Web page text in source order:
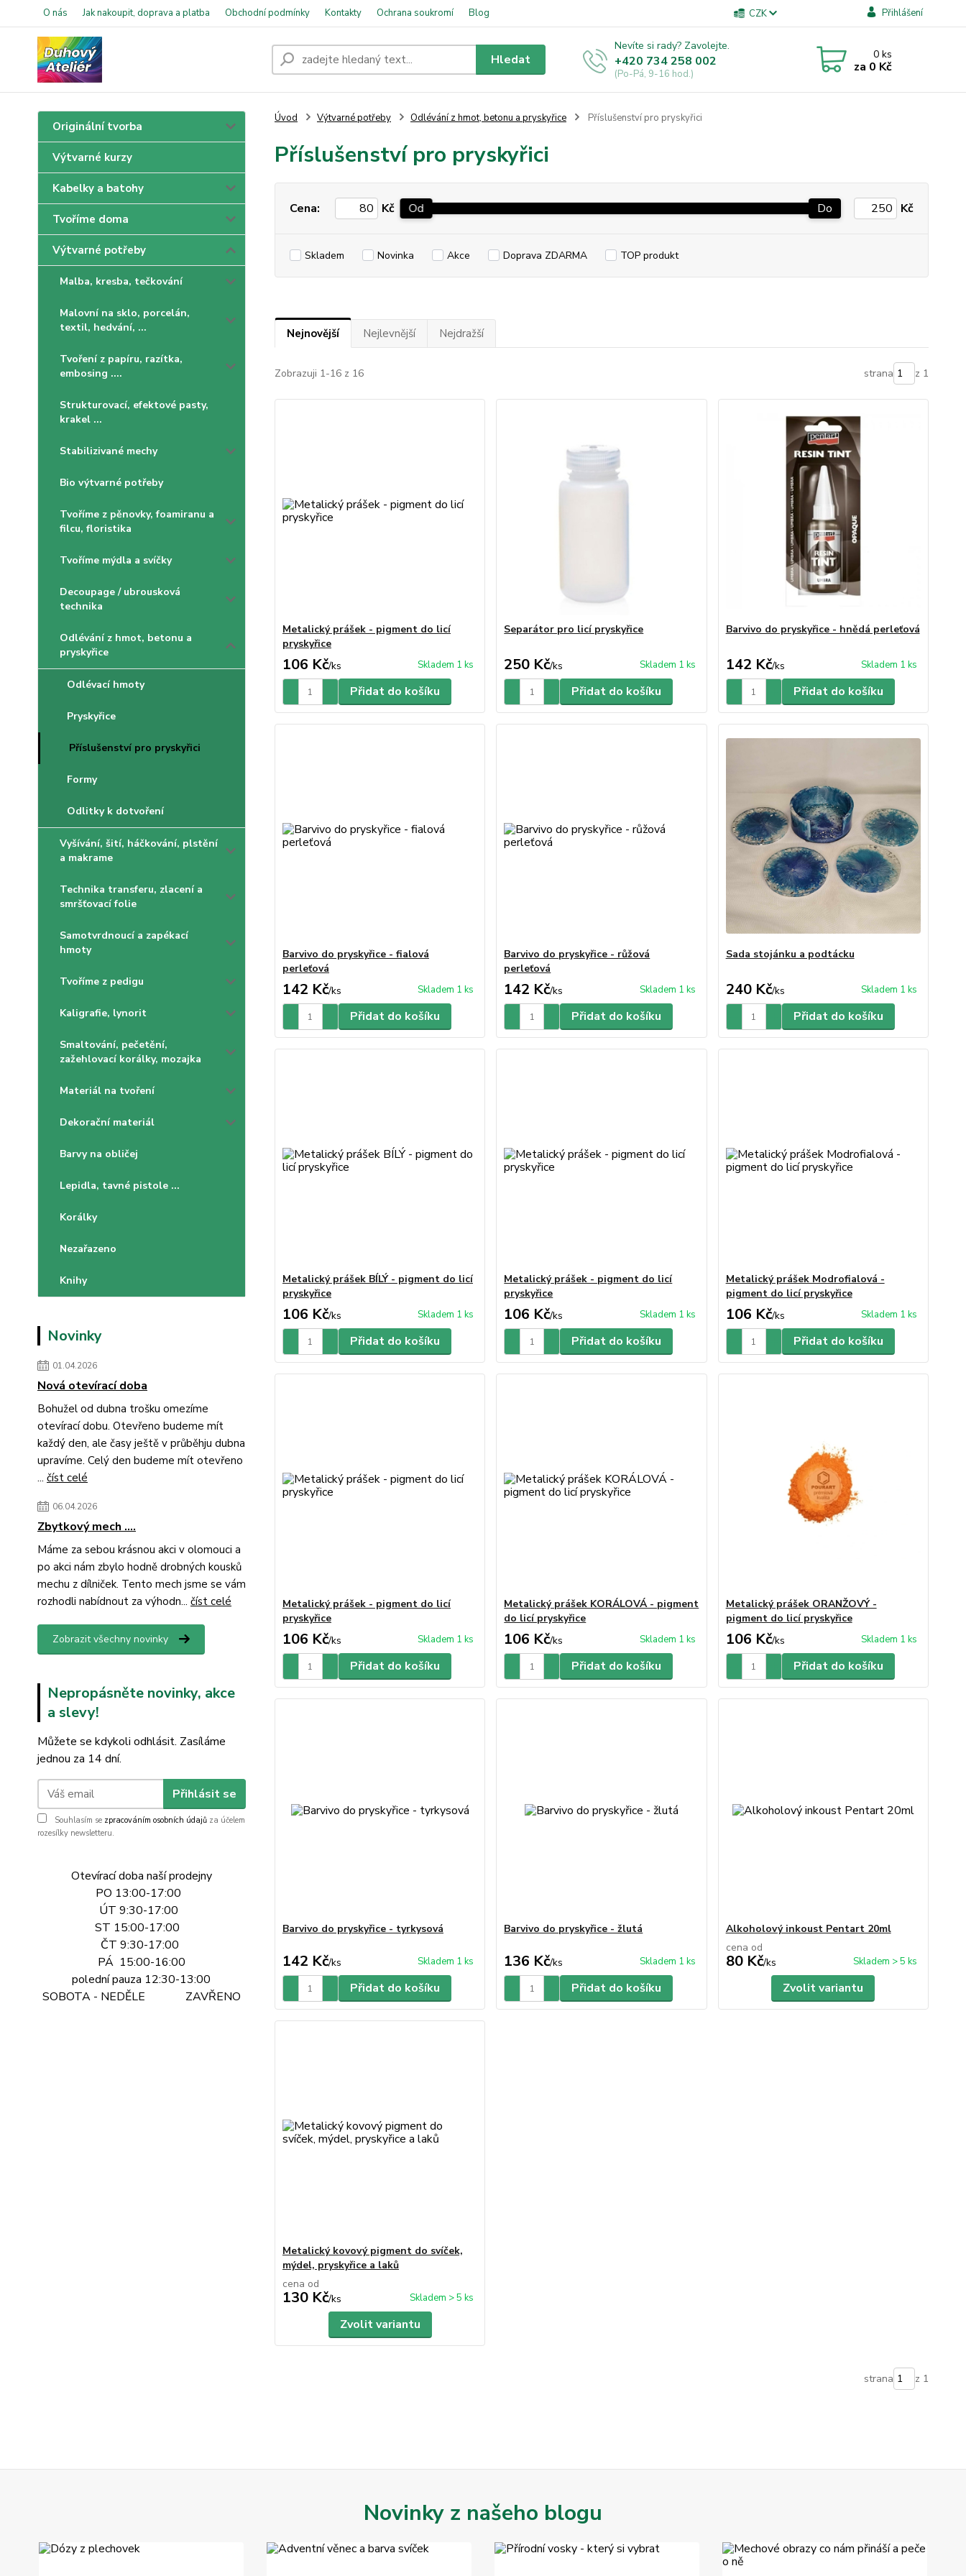
O nás Jak nakoupit, doprava a platba Obchodní podmínky Kontakty Ochrana soukromí Blog CZK Přihlášení
Hledat
Nevíte si rady? Zavolejte.
+420 734 258 002
(Po-Pá, 9-16 hod.)
0ks
za 0 Kč
Originální tvorba
Výtvarné kurzy
Kabelky a batohy
Tvoříme doma
Výtvarné potřeby
Malba, kresba, tečkování
Malovní na sklo, porcelán,
textil, hedvání, ...
Tvoření z papíru, razítka,
embosing ....
Strukturovací, efektové pasty,
krakel ...
Stabilizivané mechy
Bio výtvarné potřeby
Tvoříme z pěnovky, foamiranu a
filcu, floristika
Tvoříme mýdla a svíčky
Decoupage / ubrousková
technika
Odlévání z hmot, betonu a
pryskyřice
Odlévací hmoty
Pryskyřice
Příslušenství pro pryskyřici
Formy
Odlitky k dotvoření
Vyšívání, šití, háčkování, plstění
a makrame
Technika transferu, zlacení a
smršťovací folie
Samotvrdnoucí a zapékací
hmoty
Tvoříme z pedigu
Kaligrafie, lynorit
Smaltování, pečetění,
zažehlovací korálky, mozajka
Materiál na tvoření
Dekorační materiál
Barvy na obličej
Lepidla, tavné pistole ...
Korálky
Nezařazeno
Knihy
Novinky
01.04.2026
Nová otevírací doba
Bohužel od dubna trošku omezíme
otevírací dobu. Otevřeno budeme mít
každý den, ale časy ještě v průběhju dubna
upravíme. Celý den budeme mít otevřeno
... číst celé
06.04.2026
Zbytkový mech ....
Máme za sebou krásnou akci v olomouci a
po akci nám zbylo hodně drobných kousků
mechu z dílniček. Tento mech jsme se vám
rozhodli nabídnout za výhodn... číst celé
Zobrazit všechny novinky
Nepropásněte novinky, akce
a slevy!
Můžete se kdykoli odhlásit. Zasíláme
jednou za 14 dní.
Přihlásit se
Souhlasím se zpracováním osobních údajů za účelem
rozesílky newsletteru.
Otevírací doba naší prodejny
PO 13:00-17:00
ÚT 9:30-17:00
ST 15:00-17:00
ČT 9:30-17:00
PÁ 15:00-16:00
polední pauza 12:30-13:00
SOBOTA - NEDĚLE ZAVŘENO
Úvod Výtvarné potřeby Odlévání z hmot, betonu a pryskyřice Příslušenství pro pryskyřici
Příslušenství pro pryskyřici
Cena: Kč Od Do Kč
Skladem Novinka Akce Doprava ZDARMA TOP produkt
Nejnovější Nejlevnější Nejdražší
Zobrazuji 1-16 z 16 strana z 1
Metalický prášek - pigment do licí
pryskyřice
106 Kč/ks Skladem 1 ks
Přidat do košíku
Separátor pro licí pryskyřice
250 Kč/ks Skladem 1 ks
Přidat do košíku
Barvivo do pryskyřice - hnědá perleťová
142 Kč/ks Skladem 1 ks
Přidat do košíku
Barvivo do pryskyřice - fialová
perleťová
142 Kč/ks Skladem 1 ks
Přidat do košíku
Barvivo do pryskyřice - růžová
perleťová
142 Kč/ks Skladem 1 ks
Přidat do košíku
Sada stojánku a podtácku
240 Kč/ks Skladem 1 ks
Přidat do košíku
Metalický prášek BÍLÝ - pigment do licí
pryskyřice
106 Kč/ks Skladem 1 ks
Přidat do košíku
Metalický prášek - pigment do licí
pryskyřice
106 Kč/ks Skladem 1 ks
Přidat do košíku
Metalický prášek Modrofialová -
pigment do licí pryskyřice
106 Kč/ks Skladem 1 ks
Přidat do košíku
Metalický prášek - pigment do licí
pryskyřice
106 Kč/ks Skladem 1 ks
Přidat do košíku
Metalický prášek KORÁLOVÁ - pigment
do licí pryskyřice
106 Kč/ks Skladem 1 ks
Přidat do košíku
Metalický prášek ORANŽOVÝ -
pigment do licí pryskyřice
106 Kč/ks Skladem 1 ks
Přidat do košíku
Barvivo do pryskyřice - tyrkysová
142 Kč/ks Skladem 1 ks
Přidat do košíku
Barvivo do pryskyřice - žlutá
136 Kč/ks Skladem 1 ks
Přidat do košíku
Alkoholový inkoust Pentart 20ml
cena od
80 Kč/ks Skladem > 5 ks
Zvolit variantu
Metalický kovový pigment do svíček,
mýdel, pryskyřice a laků
cena od
130 Kč/ks Skladem > 5 ks
Zvolit variantu
strana z 1
Novinky z našeho blogu